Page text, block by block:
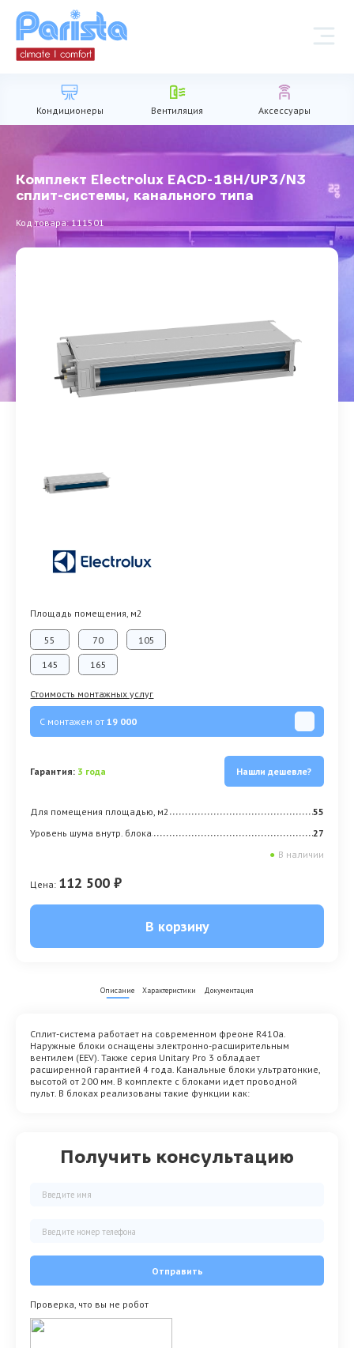
Кондиционеры Вентиляция Аксессуары
Комплект Electrolux EACD-18H/UP3/N3
сплит-системы, канального типа
Код товара: 111501
Площадь помещения, м2
55 70 105
145 165
Стоимость монтажных услуг
С монтажем от19 000
Гарантия: 3 года Нашли дешевле?
Для помещения площадью, м2
55
Уровень шума внутр. блока
27
● В наличии
Цена: 112 500 ₽
В корзину
Получить консультацию
Отправить
Проверка, что вы не робот
Описание Характеристики Документация
Cплит-система работает на современном фреоне R410a.
Наружные блоки оснащены электронно-расширительным
вентилем (EEV). Также серия Unitary Pro 3 обладает
расширенной гарантией 4 года. Канальные блоки ультратонкие,
высотой от 200 мм. В комплекте с блоками идет проводной
пульт. В блоках реализованы такие функции как: